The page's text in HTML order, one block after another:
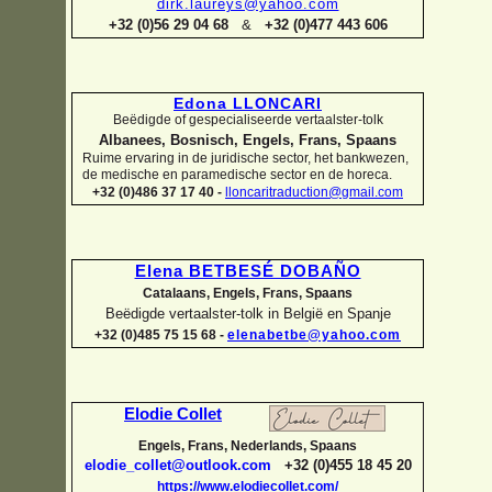
dirk.laureys@yahoo.com
+32 (0)56 29 04 68 & +32 (0)477 443 606
Edona LLONCARI
Beëdigde of gespecialiseerde vertaalster-tolk
Albanees, Bosnisch, Engels, Frans, Spaans
Ruime ervaring in de juridische sector, het bankwezen,
de medische en paramedische sector en de horeca.
+32 (0)486 37 17 40 -
lloncaritraduction@gmail.com
Elena BETBESÉ DOBAÑO
Catalaans, Engels, Frans, Spaans
Beëdigde vertaalster-tolk in België en Spanje
+32 (0)485 75 15 68 - elenabetbe@yahoo.com
Elodie Collet
Engels, Frans, Nederlands, Spaans
elodie_collet@outlook.com +32 (0)455 18 45 20
https://www.elodiecollet.com/